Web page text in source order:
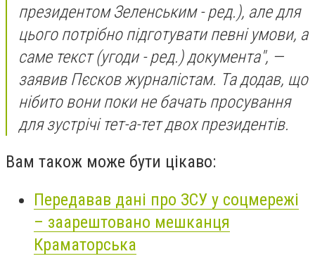
президентом Зеленським - ред.), але для
цього потрібно підготувати певні умови, а
саме текст (угоди - ред.) документа", —
заявив Пєсков журналістам. Та додав, що
нібито вони поки не бачать просування
для зустрічі тет-а-тет двох президентів.
Вам також може бути цікаво:
Передавав дані про ЗСУ у соцмережі
– заарештовано мешканця
Краматорська